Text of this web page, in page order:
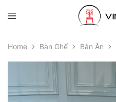
Home Bàn Ghế Bàn Ăn